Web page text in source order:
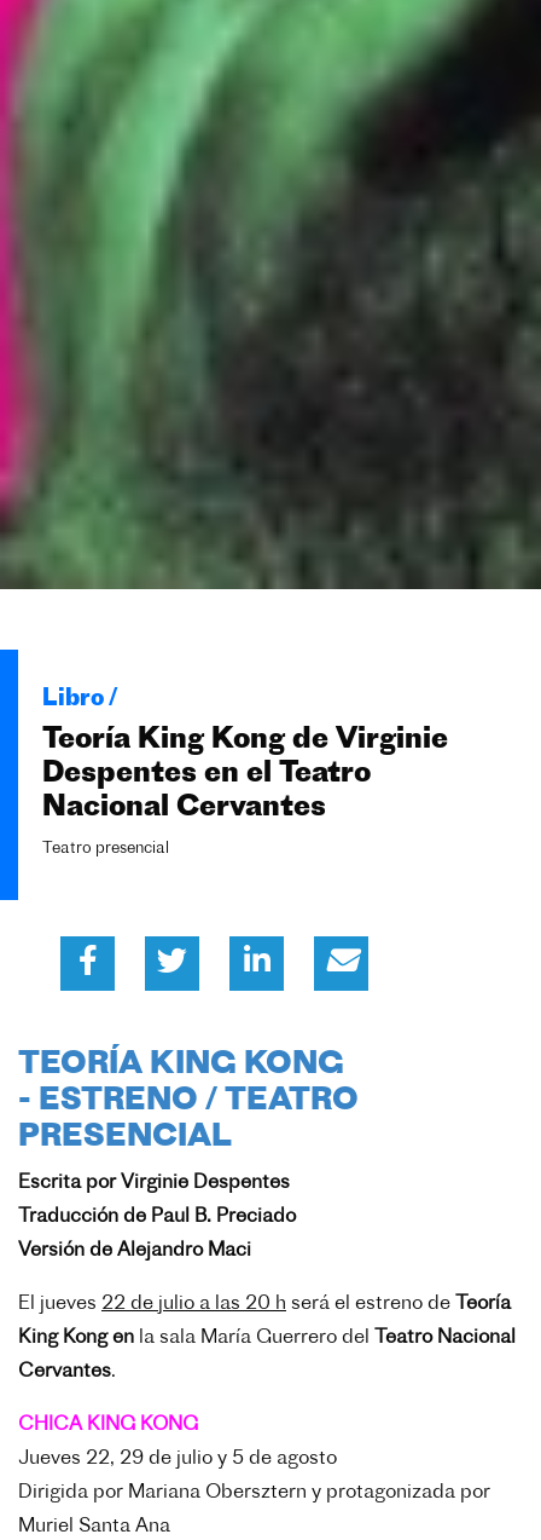
Libro /
Teoría King Kong de Virginie
Despentes en el Teatro
Nacional Cervantes
Teatro presencial
TEORÍA KING KONG
- ESTRENO / TEATRO
PRESENCIAL
Escrita por Virginie Despentes
Traducción de Paul B. Preciado
Versión de Alejandro Maci
El jueves 22 de julio a las 20 h será el estreno de
Teoría
King Kong en la sala María Guerrero del
Teatro Nacional
Cervantes.
CHICA KING KONG
Jueves 22, 29 de julio y 5 de agosto
Dirigida por Mariana Obersztern y protagonizada por
Muriel Santa Ana